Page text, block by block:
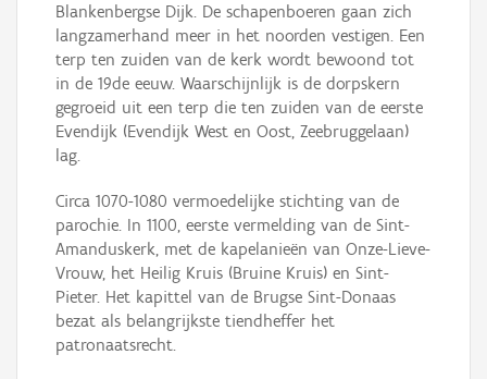
Blankenbergse Dijk. De schapenboeren gaan zich
langzamerhand meer in het noorden vestigen. Een
terp ten zuiden van de kerk wordt bewoond tot
in de 19de eeuw. Waarschijnlijk is de dorpskern
gegroeid uit een terp die ten zuiden van de eerste
Evendijk (Evendijk West en Oost, Zeebruggelaan)
lag.
Circa 1070-1080 vermoedelijke stichting van de
parochie. In 1100, eerste vermelding van de Sint-
Amanduskerk, met de kapelanieën van Onze-Lieve-
Vrouw, het Heilig Kruis (Bruine Kruis) en Sint-
Pieter. Het kapittel van de Brugse Sint-Donaas
bezat als belangrijkste tiendheffer het
patronaatsrecht.